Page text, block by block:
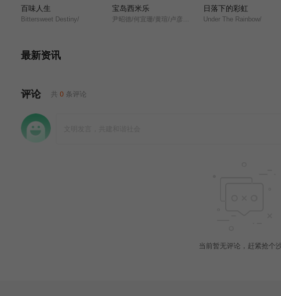
百味人生
Bittersweet Destiny/
宝岛西米乐 日落下的彩虹
Under The Rainbow/
最新资讯
评论 共 0 条评论
当前暂无评论，赶紧抢个